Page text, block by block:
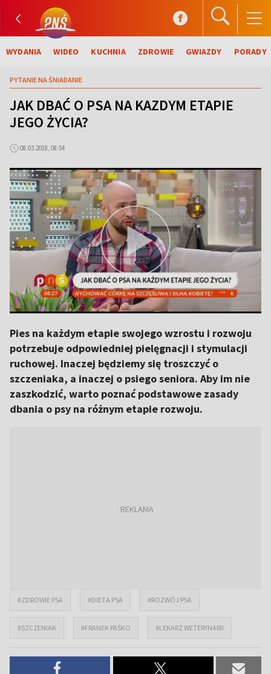
WYDANIA WIDEO KUCHNIA ZDROWIE GWIAZDY PORADY
PYTANIE NA ŚNIADANIE
JAK DBAĆ O PSA NA KAZDYM ETAPIE
JEGO ŻYCIA?
08.03.2018, 08:54
Pies na każdym etapie swojego wzrostu i rozwoju
potrzebuje odpowiedniej pielęgnacji i stymulacji
ruchowej. Inaczej będziemy się troszczyć o
szczeniaka, a inaczej o psiego seniora. Aby im nie
zaszkodzić, warto poznać podstawowe zasady
dbania o psy na różnym etapie rozwoju.
#ZDROWIE PSA #DIETA PSA #ROZWÓJ PSA
#SZCZENIAK #FRANEK PAŚKO #LEKARZ WETERYNARII